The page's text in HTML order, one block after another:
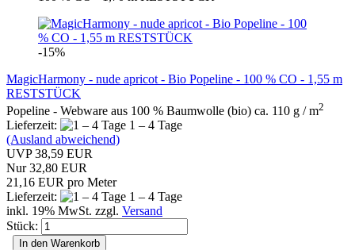
-15%
MagicHarmony - nude apricot - Bio Popeline - 100 % CO - 1,55 m
RESTSTÜCK
Popeline - Webware aus 100 % Baumwolle (bio) ca. 110 g / m2
Lieferzeit:
1 – 4 Tage
(Ausland abweichend)
UVP 38,59 EUR
Nur 32,80 EUR
21,16 EUR pro Meter
Lieferzeit:
1 – 4 Tage
inkl. 19% MwSt. zzgl. Versand
Stück:
In den Warenkorb